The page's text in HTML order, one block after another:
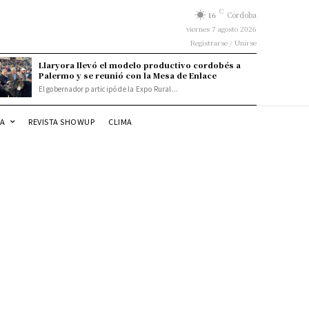
16 C Córdoba
viernes 7 agosto 2026
Registrarse / Unirse
Llaryora llevó el modelo productivo cordobés a
Palermo y se reunió con la Mesa de Enlace
El gobernador participó de la Expo Rural...
REVISTA SHOWUP CLIMA